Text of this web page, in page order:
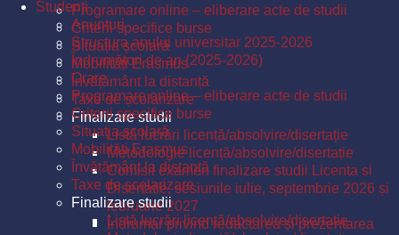
Programare online – eliberare acte de studii
Criterii specifice burse
Situația școlară
Mobilități Erasmus
Învățământ la distanță
Taxe de școlarizare
Finalizare studii
Listă lucrări licență/absolvire/disertație
Metodologie licență/absolvire/disertație
Comisii examen finalizare studii Licenta si
Disertatie, sesiunile iulie, septembrie 2026 și
februarie 2027
Îndrumar privind redactarea și prezentarea
Studenți
Anunțuri
Structura anului universitar 2025-2026
Îndrumători de an (2025-2026)
Orare
Programare online – eliberare acte de studii
Criterii specifice burse
Situația școlară
Mobilități Erasmus
Învățământ la distanță
Taxe de școlarizare
Finalizare studii
Listă lucrări licență/absolvire/disertație